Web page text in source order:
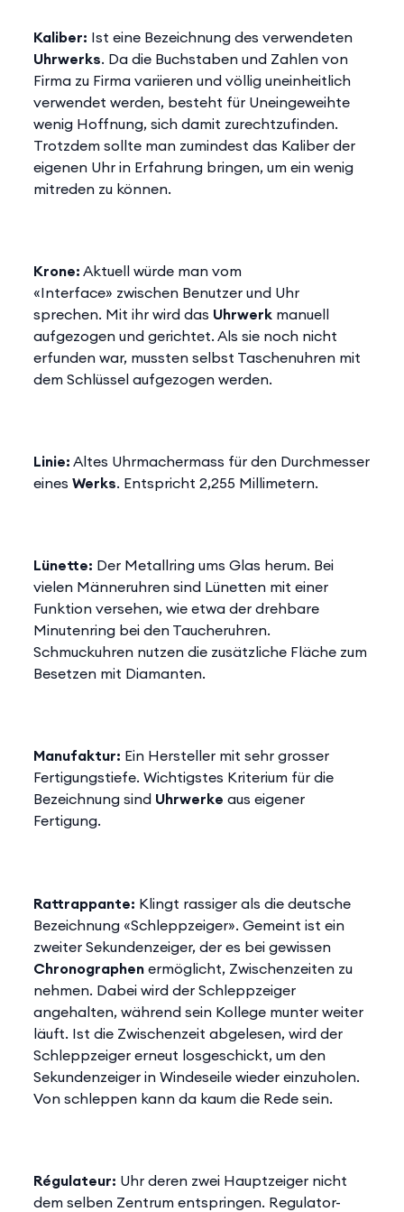
Kaliber: Ist eine Bezeichnung des verwendeten
Uhrwerks. Da die Buchstaben und Zahlen von
Firma zu Firma variieren und völlig uneinheitlich
verwendet werden, besteht für Uneingeweihte
wenig Hoffnung, sich damit zurechtzufinden.
Trotzdem sollte man zumindest das Kaliber der
eigenen Uhr in Erfahrung bringen, um ein wenig
mitreden zu können.
Krone: Aktuell würde man vom
«Interface» zwischen Benutzer und Uhr
sprechen. Mit ihr wird das Uhrwerk manuell
aufgezogen und gerichtet. Als sie noch nicht
erfunden war, mussten selbst Taschenuhren mit
dem Schlüssel aufgezogen werden.
Linie: Altes Uhrmachermass für den Durchmesser
einesWerks. Entspricht 2,255 Millimetern.
Lünette: Der Metallring ums Glas herum. Bei
vielen Männeruhren sind Lünetten mit einer
Funktion versehen, wie etwa der drehbare
Minutenring bei den Taucheruhren.
Schmuckuhren nutzen die zusätzliche Fläche zum
Besetzen mit Diamanten.
Manufaktur: Ein Hersteller mit sehr grosser
Fertigungstiefe. Wichtigstes Kriterium für die
Bezeichnung sind Uhrwerke aus eigener
Fertigung.
Rattrappante: Klingt rassiger als die deutsche
Bezeichnung «Schleppzeiger». Gemeint ist ein
zweiter Sekundenzeiger, der es bei gewissen
Chronographen ermöglicht, Zwischenzeiten zu
nehmen. Dabei wird der Schleppzeiger
angehalten, während sein Kollege munter weiter
läuft. Ist die Zwischenzeit abgelesen, wird der
Schleppzeiger erneut losgeschickt, um den
Sekundenzeiger in Windeseile wieder einzuholen.
Von schleppen kann da kaum die Rede sein.
Régulateur: Uhr deren zwei Hauptzeiger nicht
dem selben Zentrum entspringen. Regulator-